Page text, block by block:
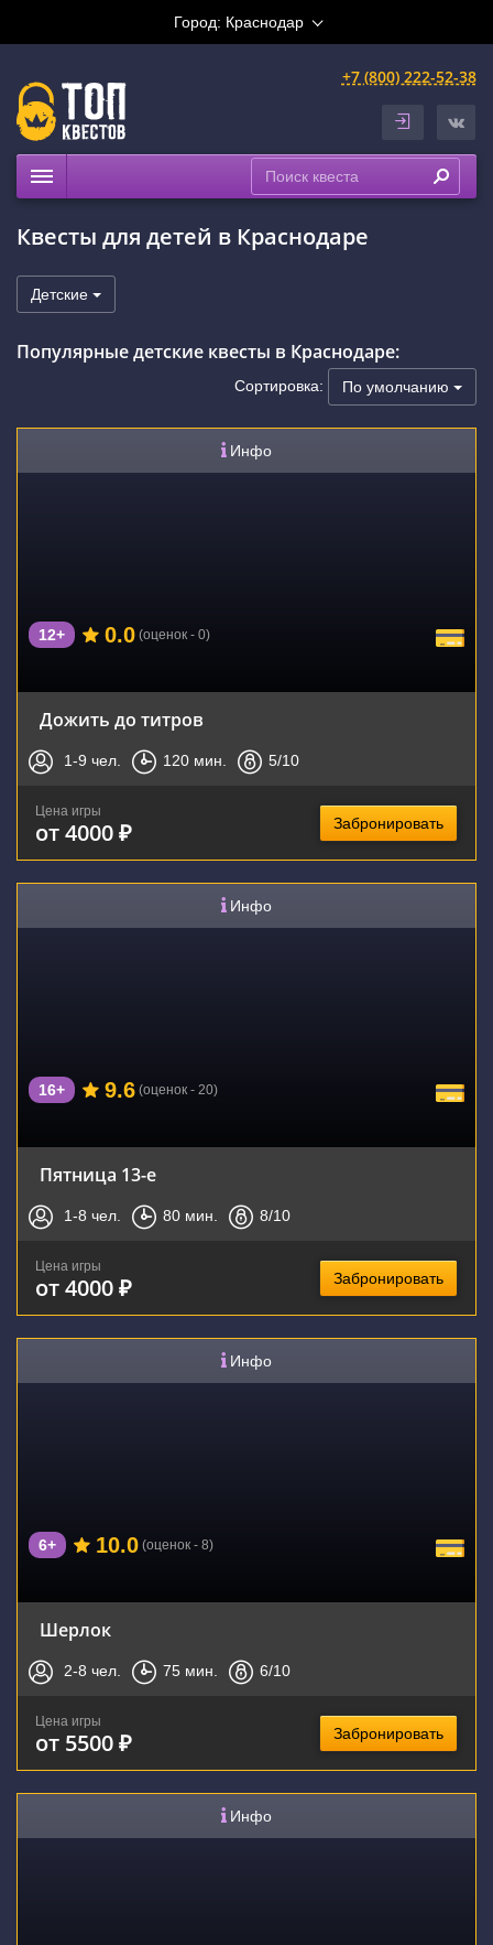
Город: Краснодар
+7 (800) 222-52-38
Выездные
Расписание
Рейтинги
На карте
Квесты для детей в Краснодаре
Детские
Популярные детские квесты в Краснодаре:
Сортировка: По умолчанию
Инфо
12+ 0.0 (оценок - 0)
Дожить до титров
1-9 чел. 120 мин. 5/10
Цена игры
от 4000 ₽ Забронировать
Инфо
16+ 9.6 (оценок - 20)
Пятница 13-е
1-8 чел. 80 мин. 8/10
Цена игры
от 4000 ₽ Забронировать
Инфо
6+ 10.0 (оценок - 8)
Шерлок
2-8 чел. 75 мин. 6/10
Цена игры
от 5500 ₽ Забронировать
Инфо